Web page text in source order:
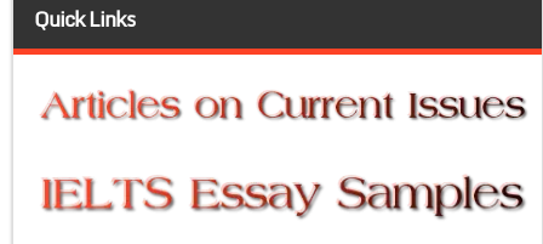
Quick Links